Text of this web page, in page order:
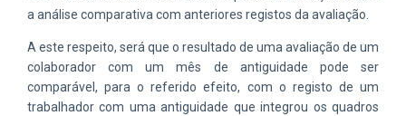
a análise comparativa com anteriores registos da avaliação.
A este respeito, será que o resultado de uma avaliação de um
colaborador com um mês de antiguidade pode ser
comparável, para o referido efeito, com o registo de um
trabalhador com uma antiguidade que integrou os quadros